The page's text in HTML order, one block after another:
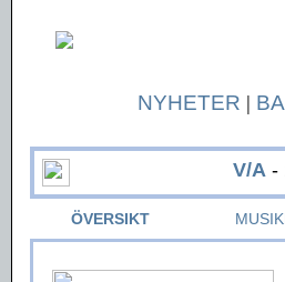
NYHETER |
V/A-
ÖVERSIKT